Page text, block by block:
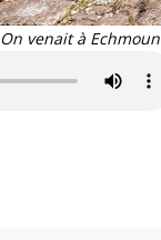
On venait à